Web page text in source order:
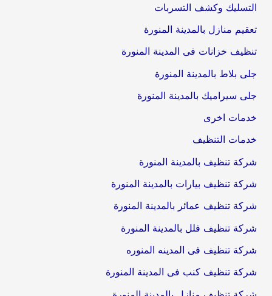
التسليك وكشف التسربات
تعقيم منازل بالمدينة المنورة
تنظيف خزانات فى المدينة المنورة
جلى بلاط بالمدينة المنورة
جلى سيراميك بالمدينة المنورة
خدمات اخرى
خدمات التنظيف
شركة تنظيف بالمدينة المنورة
شركة تنظيف بيارات بالمدينة المنورة
شركة تنظيف عمائر بالمدينة المنورة
شركة تنظيف فلل بالمدينة المنورة
شركة تنظيف فى المدينه المنوره
شركة تنظيف كنب فى المدينة المنورة